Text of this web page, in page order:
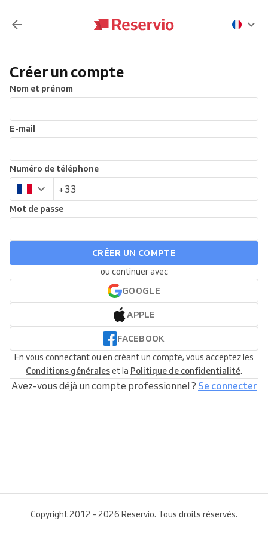
Créer un compte
Nom et prénom
E-mail
Numéro de téléphone
Mot de passe
CRÉER UN COMPTE
ou continuer avec
GOOGLE
APPLE
FACEBOOK
En vous connectant ou en créant un compte, vous acceptez les
Conditions généraleset la Politique de confidentialité.
Avez-vous déjà un compte professionnel ? Se connecter
Copyright 2012 - 2026 Reservio. Tous droits réservés.